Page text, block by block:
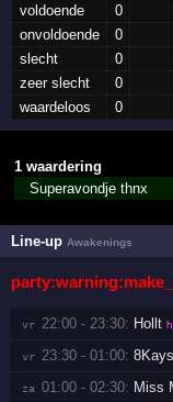
voldoende
0
onvoldoende
0
slecht
0
zeer slecht
0
waardeloos
0
1 waardering
Superavondje thnx
Line-upAwakenings
vr 22:00 - 23:30: Hollt
vr 23:30 - 01:00: 8Kays
za 01:00 - 02:30: Miss